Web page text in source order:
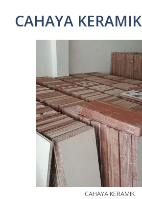
CAHAYA KERAMIK
CAHAYA KERAMIK